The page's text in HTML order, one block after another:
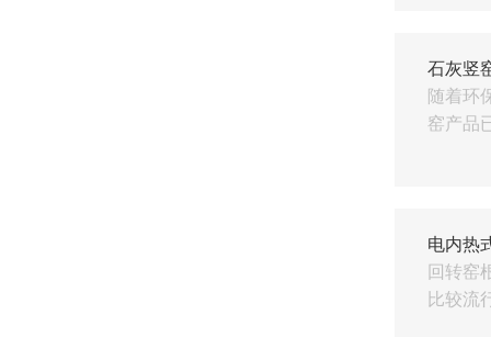
石灰竖
随着环
窑产品
电内热
回转窑
比较流